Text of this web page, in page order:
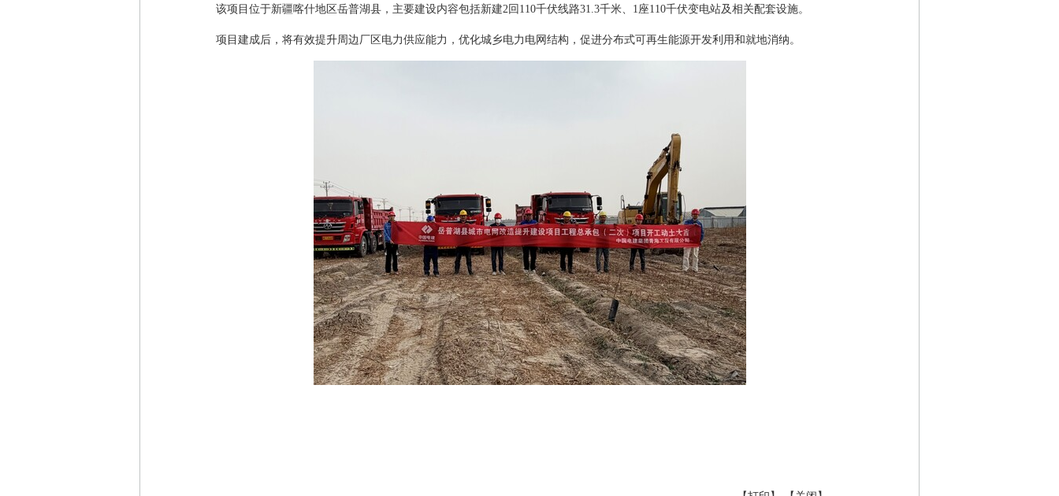
该项目位于新疆喀什地区岳普湖县，主要建设内容包括新建2回110千伏线路31.3千米、1座110千伏变电站及相关配套设施。
项目建成后，将有效提升周边厂区电力供应能力，优化城乡电力电网结构，促进分布式可再生能源开发利用和就地消纳。